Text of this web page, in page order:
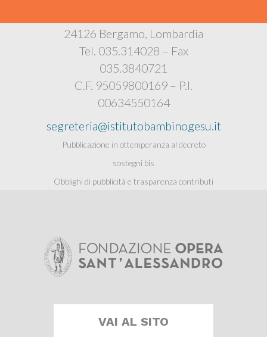
24126 Bergamo, Lombardia
Tel. 035.314028 – Fax
035.3840721
C.F. 95059800169 – P.I.
00634550164
segreteria@istitutobambinogesu.it
Pubblicazione in ottemperanza al decreto
sostegni bis
Obblighi di pubblicità e trasparenza contributi
VAI AL SITO